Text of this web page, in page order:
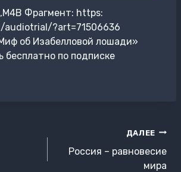
Фрагмент: https:
?art=71506636
об Изабелловой лошади»
бесплатно по подписке
ДАЛЕЕ
Россия – равновесие
мира